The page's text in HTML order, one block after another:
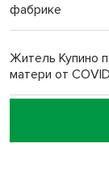
фабрике
Житель Купино
матери от
Новосибирский
пенсионерки на